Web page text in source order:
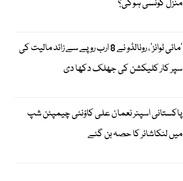
منزل کونسی ہوگی؟
’مائی ٹوائز‘، رونالڈو نے 8 ارب روپے سے زائد مالیت کی
سپر کار کلیکشن کی جھلک دکھا دی
پاکستانی اسپنر نعمان علی کاؤنٹی چیمپئن شپ
میں لنکاشائر کا حصہ بن گئے